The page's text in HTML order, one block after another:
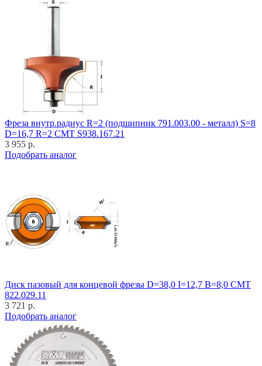
Фреза внутр.радиус R=2 (подшипник 791.003.00 - металл) S=8
D=16,7 R=2 CMT S938.167.21
3 955 р.
Подобрать аналог
Диск пазовый для концевой фрезы D=38,0 I=12,7 B=8,0 CMT
822.029.11
3 721 р.
Подобрать аналог